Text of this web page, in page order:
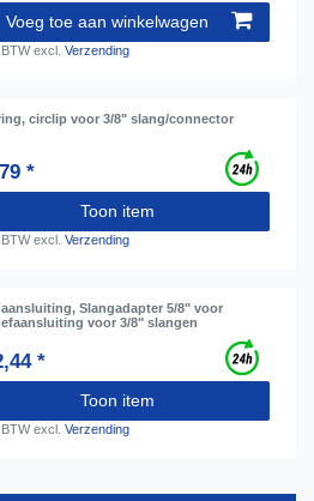
Voeg toe aan winkelwagen
BTWexcl.Verzending
сirclip voor 3/8" slang/connector
*
Toon item
excl.Verzending
Slangadapter 5/8" voor
voor 3/8" slangen
*
Toon item
excl.Verzending